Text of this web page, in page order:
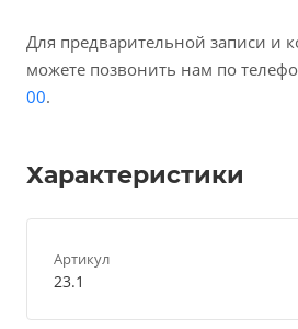
Для предварительной записи и
можете позвонить нам по
00.
Характеристики
Артикул
23.1